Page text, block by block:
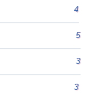
4
5
3
3